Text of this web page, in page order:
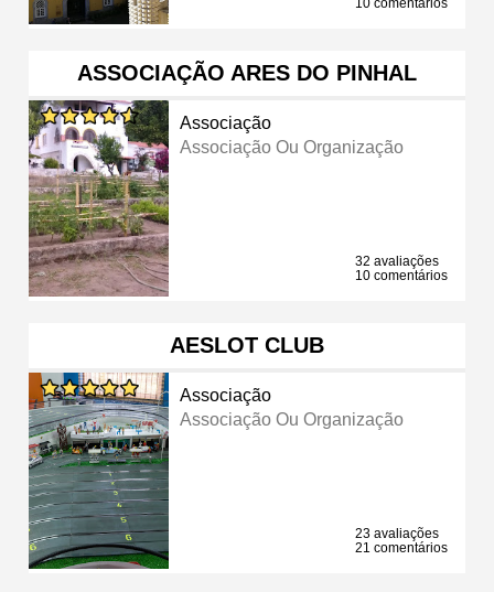
ASSOCIAÇÃO ARES DO PINHAL
Associação
Associação Ou Organização
32 avaliações
10 comentários
AESLOT CLUB
Associação
Associação Ou Organização
23 avaliações
21 comentários